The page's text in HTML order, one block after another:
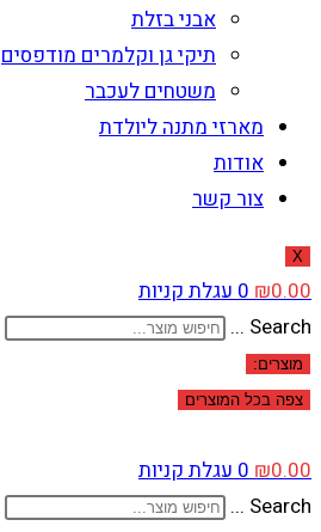
אבני בזלת
תיקי גן וקלמרים מודפסים
משטחים לעכבר
מארזי מתנה ליולדת
אודות
צור קשר
X
₪0.00
0עגלת קניות
Search ...
מוצרים:
צפה בכל המוצרים
₪0.00
0עגלת קניות
Search ...